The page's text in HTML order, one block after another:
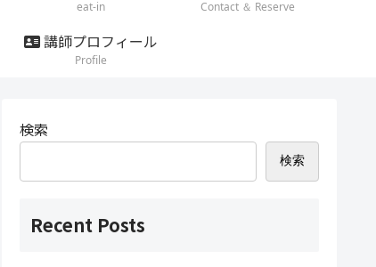
eat-in Contact ＆ Reserve
講師プロフィール
Profile
検索
検索
Recent Posts